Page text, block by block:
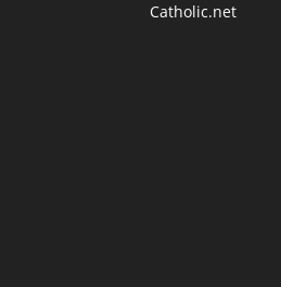
Catholic.net